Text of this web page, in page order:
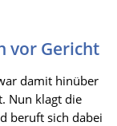
vor Gericht
damit hinüber
Nun klagt die
beruft sich dabei